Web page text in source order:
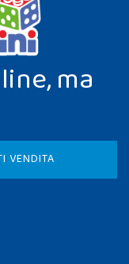
ma
VENDITA